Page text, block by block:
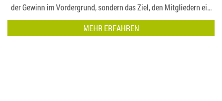
der Gewinn im Vordergrund, sondern das Ziel, den Mitgliedern ein
gutes Wohnen zu erschwinglichen Preisen zu ermöglichen….
MEHR ERFAHREN